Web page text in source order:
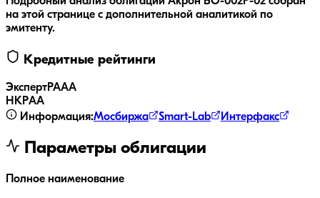
на этой странице с дополнительной аналитикой по
эмитенту.
Кредитные рейтинги
ЭкспертРАAA
НКРAA
Информация:Мосбиржа Smart-Lab Интерфакс
Параметры облигации
Полное наименование